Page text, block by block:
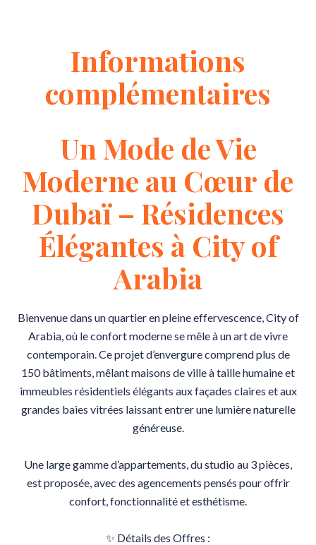
Informations
complémentaires
Un Mode de Vie
Moderne au Cœur de
Dubaï – Résidences
Élégantes à City of
Arabia
Bienvenue dans un quartier en pleine effervescence, City of
Arabia, où le confort moderne se mêle à un art de vivre
contemporain. Ce projet d’envergure comprend plus de
150 bâtiments, mêlant maisons de ville à taille humaine et
immeubles résidentiels élégants aux façades claires et aux
grandes baies vitrées laissant entrer une lumière naturelle
généreuse.
Une large gamme d’appartements, du studio au 3 pièces,
est proposée, avec des agencements pensés pour offrir
confort, fonctionnalité et esthétisme.
✨ Détails des Offres :